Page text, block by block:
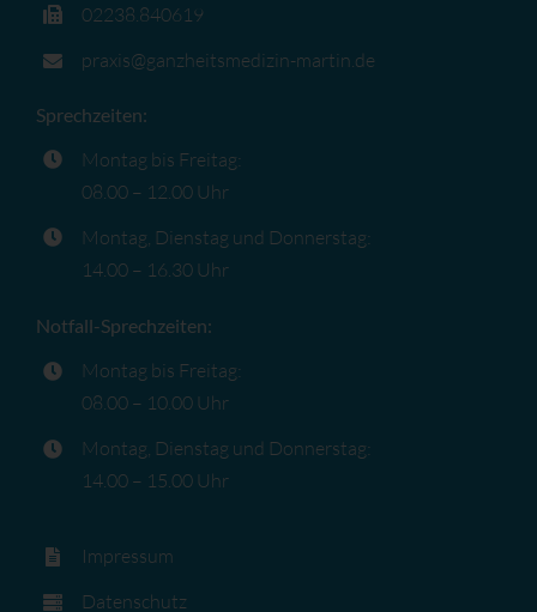
02238.840619
praxis@ganzheitsmedizin-martin.de
Sprechzeiten:
Montag bis Freitag:
08.00 – 12.00 Uhr
Montag, Dienstag und Donnerstag:
14.00 – 16.30 Uhr
Notfall-Sprechzeiten:
Montag bis Freitag:
08.00 – 10.00 Uhr
Montag, Dienstag und Donnerstag:
14.00 – 15.00 Uhr
Impressum
Datenschutz